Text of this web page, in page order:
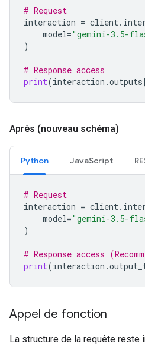
# Request
interaction = client.
model="gemini-3.5-
)
# Response access
print(interaction .outputs
Après (nouveau schéma)
Python JavaScript
# Request
interaction = client.
model="gemini-3.5-
)
# Response access
print(interaction .
Appel de fonction
La structure de la requête reste